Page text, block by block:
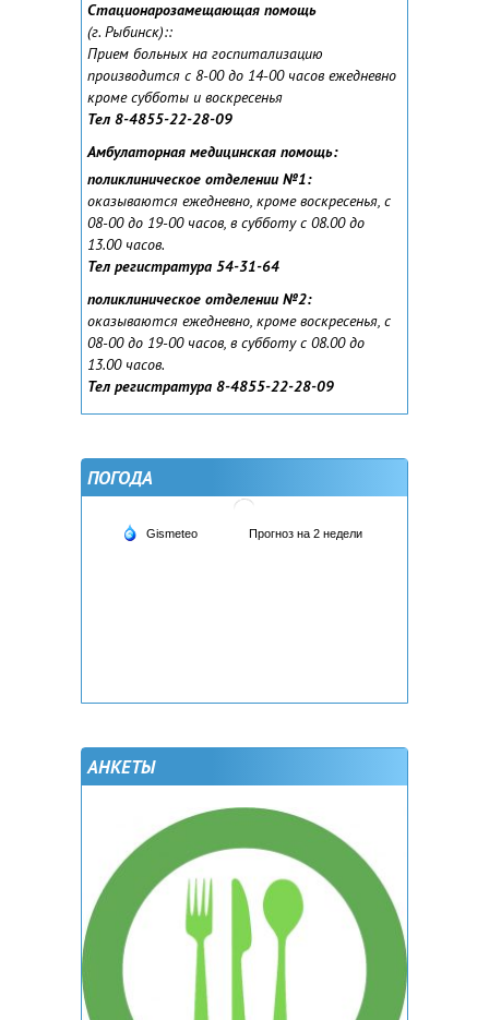
Стационарозамещающая помощь
(г. Рыбинск)::
Прием больных на госпитализацию
производится с 8-00 до 14-00 часов ежедневно
кроме субботы и воскресенья
Тел 8-4855-22-28-09
Амбулаторная медицинская помощь:
поликлиническое отделении №1:
оказываются ежедневно, кроме воскресенья, с
08-00 до 19-00 часов, в субботу с 08.00 до
13.00 часов.
Тел регистратура 54-31-64
поликлиническое отделении №2:
оказываются ежедневно, кроме воскресенья, с
08-00 до 19-00 часов, в субботу с 08.00 до
13.00 часов.
Тел регистратура 8-4855-22-28-09
ПОГОДА
АНКЕТЫ